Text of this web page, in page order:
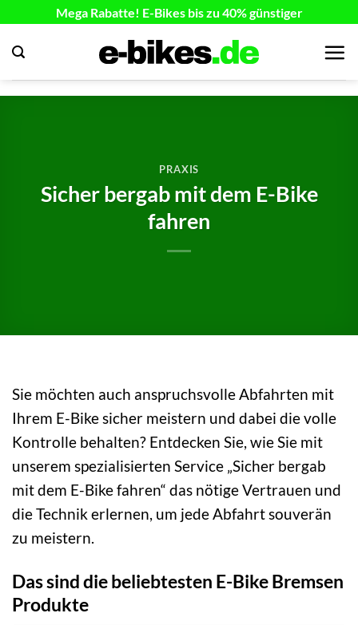
springen
Mega Rabatte! E-Bikes bis zu 40% günstiger
PRAXIS
Sicher bergab mit dem E-Bike
fahren
Sie möchten auch anspruchsvolle Abfahrten mit
Ihrem E-Bike sicher meistern und dabei die volle
Kontrolle behalten? Entdecken Sie, wie Sie mit
unserem spezialisierten Service „Sicher bergab
mit dem E-Bike fahren“ das nötige Vertrauen und
die Technik erlernen, um jede Abfahrt souverän
zu meistern.
Das sind die beliebtesten E-Bike Bremsen
Produkte